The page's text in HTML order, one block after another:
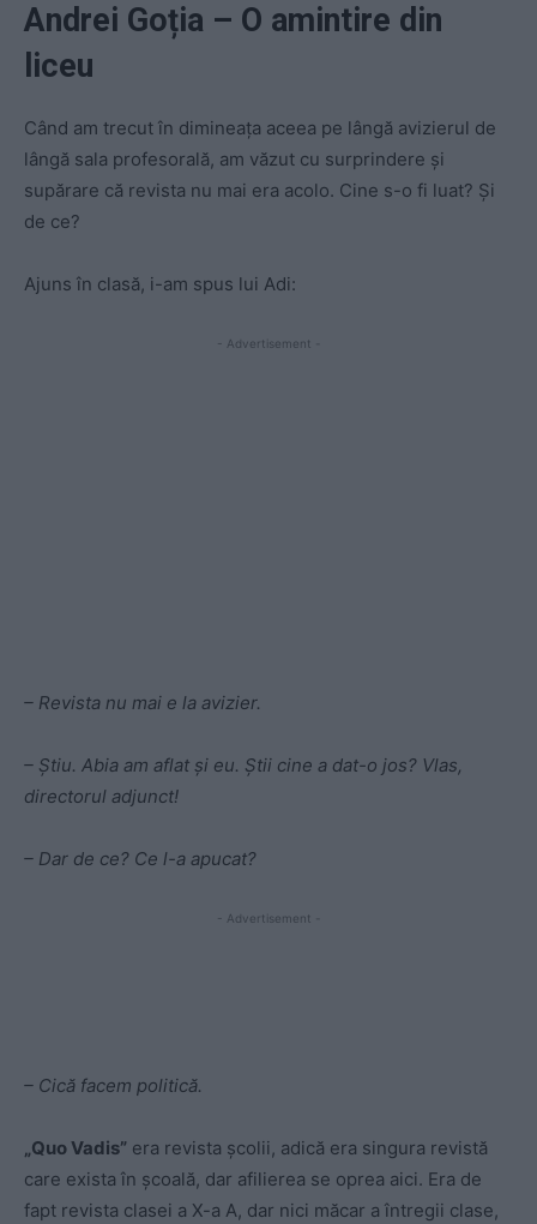
Andrei Goția – O amintire din
liceu
Când am trecut în dimineaţa aceea pe lângă avizierul de
lângă sala profesorală, am văzut cu surprindere şi
supărare că revista nu mai era acolo. Cine s-o fi luat? Şi
de ce?
Ajuns în clasă, i-am spus lui Adi:
- Advertisement -
– Revista nu mai e la avizier.
– Ştiu. Abia am aflat şi eu. Ştii cine a dat-o jos? Vlas,
directorul adjunct!
– Dar de ce? Ce l-a apucat?
- Advertisement -
– Cică facem politică.
„Quo Vadis” era revista şcolii, adică era singura revistă
care exista în şcoală, dar afilierea se oprea aici. Era de
fapt revista clasei a X-a A, dar nici măcar a întregii clase,